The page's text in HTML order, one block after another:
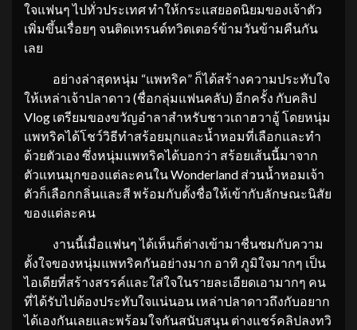
ใจแฟนๆ ไปทั่วประเทศ ทำให้กระแสยอดนิยมของเจ้าตัว
เพิ่มขึ้นเรื่อยๆ จนติดเทรนด์ทวิตเตอร์ข้ามวันข้ามคืนกัน
เลย
อย่างล่าสุดหนุ่ม “แพทริค” ก็ได้สร้างความประทับใจ
ให้เหล่าเจ้าปลาดาว (ชื่อกลุ่มแฟนคลับ) อีกครั้ง กับคลิป
Vlog เตรียมของขวัญอำลาสำหรับชาวเถาฮวาอู้ โดยหนุ่ม
แพทริคได้โชว์วิธีทำสร้อยมุกและน้ำหอมที่เลือกและทำ
ด้วยตัวเอง ซึ่งหนุ่มแพทริคได้บอกว่า สร้อยเส้นนี้มาจาก
ตัวแทนมุกของแต่ละคนใน Wonderland ส่วนน้ำหอมเจ้า
ตัวก็เลือกกลิ่นและสี พร้อมกับตั้งชื่อให้เข้ากับลักษณะนิสัย
ของแต่ละคน
งานนี้เมื่อแฟนๆ ได้เห็นก็ต่างเข้ามาชื่นชมกับความ
ตั้งใจของหนุ่มแพทริคกันอย่างมาก อาทิ ภูมิใจมากๆ เป็น
ไอเดียที่สร้างสรรค์และใส่ใจในรายละเอียดเอามากๆ คน
ที่ได้รับไปต้องประทับใจแน่นอน เหล่าปลาดาวถึงกับอยาก
ได้เองกันเลยและพร้อมใจกันสนับสนุน ต่างแชร์คลิปลงทวิ